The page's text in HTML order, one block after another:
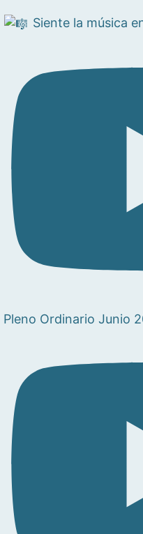
Siente la música
Pleno Ordinario Junio